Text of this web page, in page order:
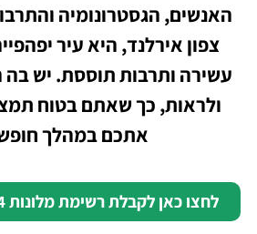
האנשים, הגסטרונומיה
צפון אירלנד, היא עיר
עשירה ותרבות תוססת. יש
ולראות, כך שאתם בטוח
אתכם במהלך
לחצו כאן לקבלת רשימת מלונות 4 כוכבים בבלפסט